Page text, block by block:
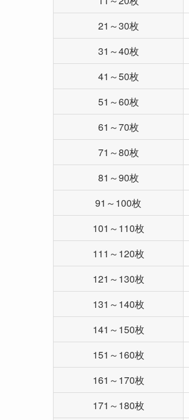
21～30枚
31～40枚
41～50枚
51～60枚
61～70枚
71～80枚
81～90枚
91～100枚
101～110枚
111～120枚
121～130枚
131～140枚
141～150枚
151～160枚
161～170枚
171～180枚